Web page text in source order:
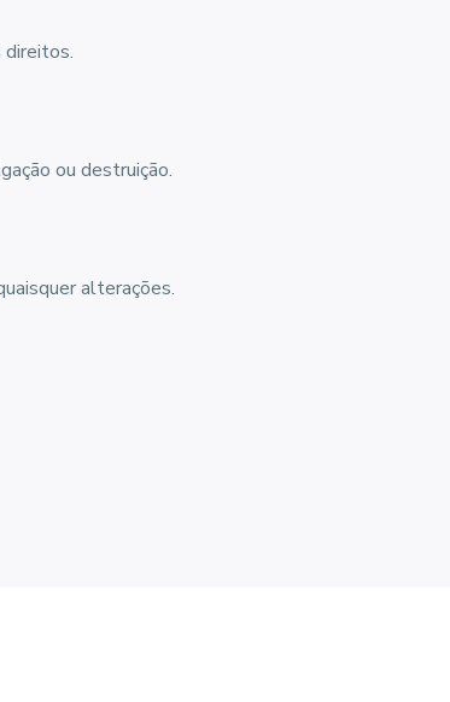
direitos.
ou destruição.
alterações.